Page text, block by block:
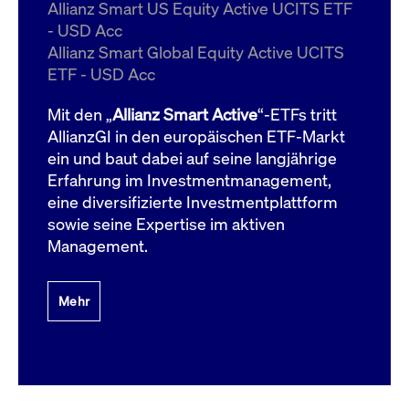
Allianz Smart US Equity Active UCITS ETF
- USD Acc
Allianz Smart Global Equity Active UCITS
ETF - USD Acc
Mit den „Allianz Smart Active“-ETFs tritt
AllianzGI in den europäischen ETF-Markt
ein und baut dabei auf seine langjährige
Erfahrung im Investmentmanagement,
eine diversifizierte Investmentplattform
sowie seine Expertise im aktiven
Management.
Mehr
ApplicationGatewayAffinityCORS
boerse.com
Domain
bis